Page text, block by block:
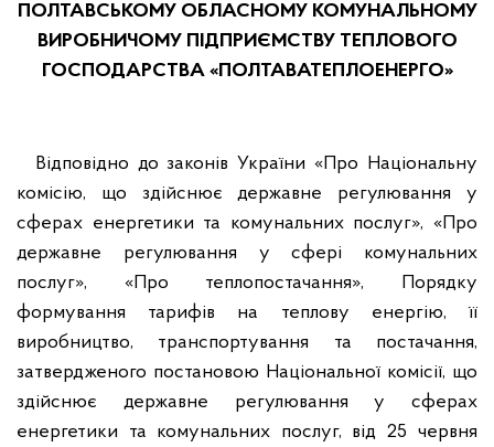
ПОЛТАВСЬКОМУ ОБЛАСНОМУ КОМУНАЛЬНОМУ
ВИРОБНИЧОМУ ПІДПРИЄМСТВУ ТЕПЛОВОГО
ГОСПОДАРСТВА «ПОЛТАВАТЕПЛОЕНЕРГО»
Відповідно до законів України «Про Національну
комісію, що здійснює державне регулювання у
сферах енергетики та комунальних послуг», «Про
державне регулювання у сфері комунальних
послуг», «Про теплопостачання», Порядку
формування тарифів на теплову енергію, її
виробництво, транспортування та постачання,
затвердженого постановою Національної комісії, що
здійснює державне регулювання у сферах
енергетики та комунальних послуг, від 25 червня